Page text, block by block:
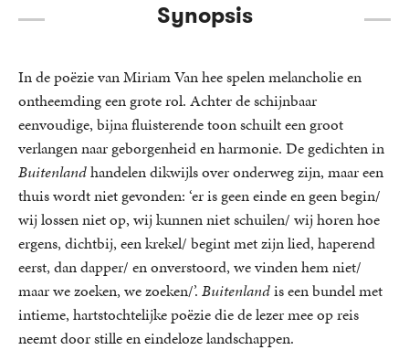
Synopsis
In de poëzie van Miriam Van hee spelen melancholie en
ontheemding een grote rol. Achter de schijnbaar
eenvoudige, bijna fluisterende toon schuilt een groot
verlangen naar geborgenheid en harmonie. De gedichten in
Buitenlandhandelen dikwijls over onderweg zijn, maar een
thuis wordt niet gevonden: ‘er is geen einde en geen begin/
wij lossen niet op, wij kunnen niet schuilen/ wij horen hoe
ergens, dichtbij, een krekel/ begint met zijn lied, haperend
eerst, dan dapper/ en onverstoord, we vinden hem niet/
maar we zoeken, we zoeken/’. Buitenlandis een bundel met
intieme, hartstochtelijke poëzie die de lezer mee op reis
neemt door stille en eindeloze landschappen.